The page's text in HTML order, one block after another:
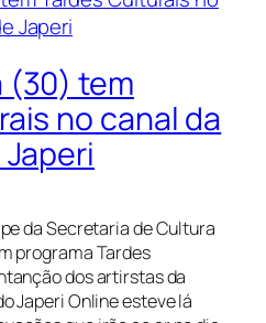
(30) tem
no canal da
da Secretaria de Cultura
programa Tardes
dos artirstas da
Japeri Online esteve lá